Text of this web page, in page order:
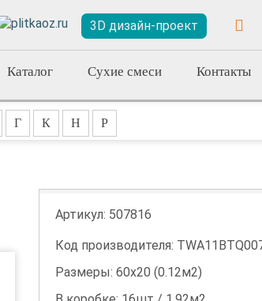
3D дизайн-проект
Каталог Сухие смеси Контакты
Г К Н Р
Артикул: 507816
Код производителя:
Размеры: 60х20 (0.12м2)